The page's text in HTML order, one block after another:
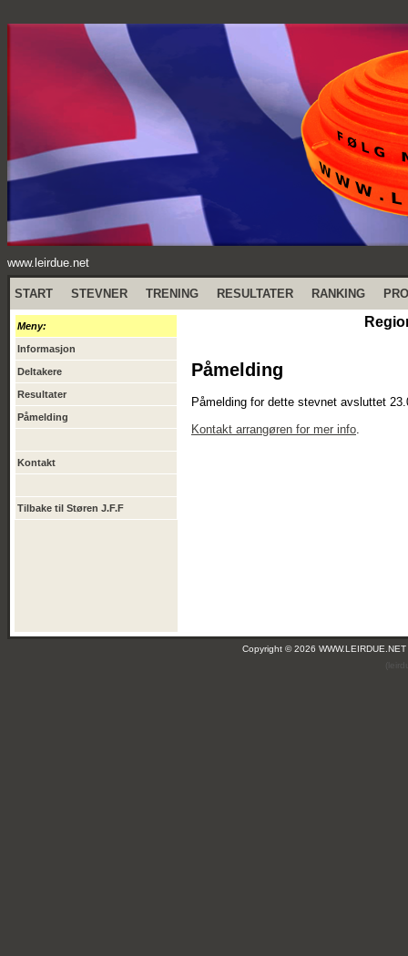
www.leirdue.net
START STEVNER TRENING RESULTATER RANKING
Meny:
Informasjon
Deltakere
Resultater
Påmelding
Kontakt
Tilbake til Støren J.F.F
Påmelding
Påmelding for dette stevnet avsluttet
Kontakt arrangøren for mer info.
Copyright © 2026